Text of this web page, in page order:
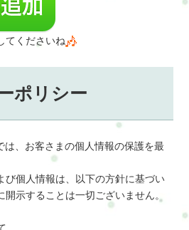
てくださいね
ポリシー
は、お客さまの個人情報の保護を最
び個人情報は、以下の方針に基づい
示することは一切ございません。